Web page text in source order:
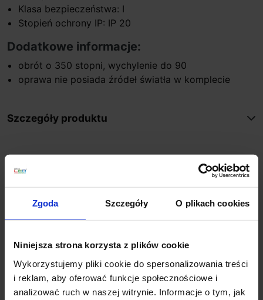
Zgoda Szczegóły O plikach cookies
Niniejsza strona korzysta z plików cookie
Wykorzystujemy pliki cookie do spersonalizowania treści
i reklam, aby oferować funkcje społecznościowe i
analizować ruch w naszej witrynie. Informacje o tym, jak
Klasa bezpieczeństwa: I
Stopień ochrony IP: IP 20
Dodatkowe informacje:
obrót o 350 stopni, wychylenie do 90
oprawa nie posiada źródeł światła w komplecie
Szczegóły produktu
Zobacz także
Wyprzedaż!